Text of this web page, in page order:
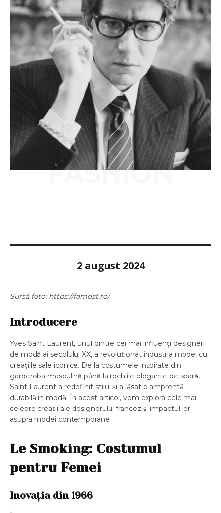
FASHION
2 august 2024
Sursă foto: https://famost.ro/
Introducere
Yves Saint Laurent, unul dintre cei mai influenți designeri
de modă ai secolului XX, a revoluționat industria modei cu
creațiile sale iconice. De la costumele inspirate din
garderoba masculină până la rochiile elegante de seară,
Saint Laurent a redefinit stilul și a lăsat o amprentă
durabilă în modă. În acest articol, vom explora cele mai
celebre creații ale designerului francez și impactul lor
asupra modei contemporane.
Le Smoking: Costumul
pentru Femei
Inovația din 1966